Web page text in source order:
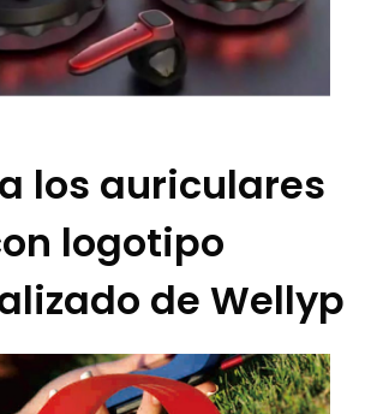
los auriculares
logotipo
de Wellyp